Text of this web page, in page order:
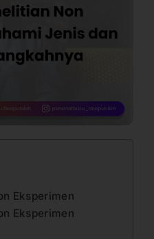
Eksperimen
Eksperimen